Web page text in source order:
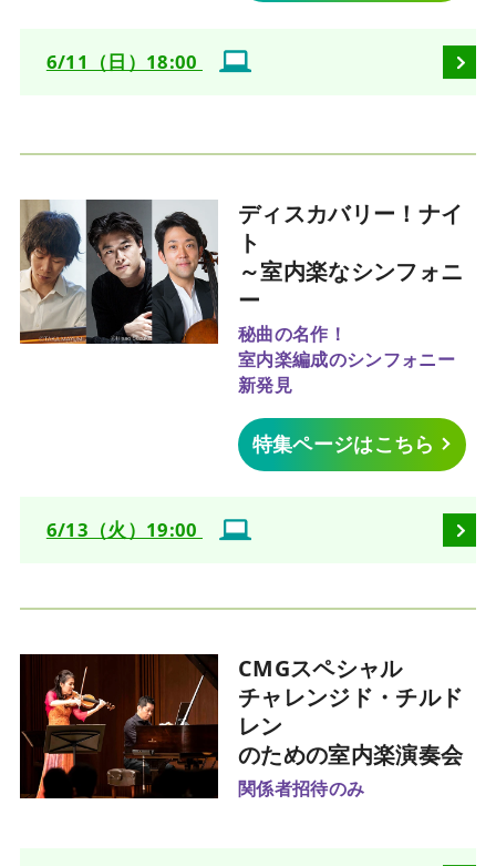
6/11（日）18:00
ディスカバリー！ナイ
ト
～室内楽なシンフォニ
ー
秘曲の名作！
室内楽編成のシンフォニー
新発見
特集ページはこちら
6/13（火）19:00
CMGスペシャル
チャレンジド・チルド
レン
のための室内楽演奏会
関係者招待のみ